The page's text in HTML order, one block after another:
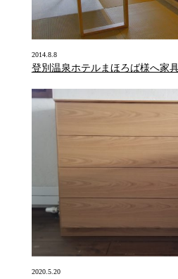
2014.8.8
登別温泉ホテルまほろば様へ家
2020.5.20